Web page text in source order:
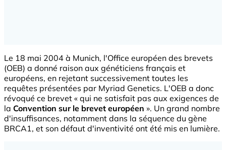
Le 18 mai 2004 à Munich, l'Office européen des brevets
(OEB) a donné raison aux généticiens français et
européens, en rejetant successivement toutes les
requêtes présentées par Myriad Genetics. L'OEB a donc
révoqué ce brevet « qui ne satisfait pas aux exigences de
la Convention sur le brevet européen ». Un grand nombre
d'insuffisances, notamment dans la séquence du gène
BRCA1, et son défaut d'inventivité ont été mis en lumière.